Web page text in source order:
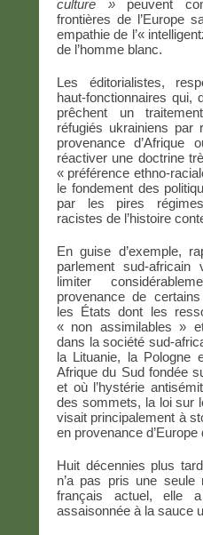
culture »peuvent
frontières de l’Europe
empathie de l’«
de l’homme blanc.
Les éditorialistes,
haut-fonctionnaires qui,
prêchent un
réfugiés ukrainiens par
provenance d’Afrique
réactiver une doctrine
« préférence ethno-
le fondement des
par les pires
racistes de l’histoire
En guise d’exemple,
parlement sud-
limiter
provenance de
les États dont les
« non assimilables »
dans la société sud-
la Lituanie, la Pologne
Afrique du Sud fondée
et où l’hystérie
des sommets, la loi sur
visait principalement à
en provenance d’Europe
Huit décennies plus
n’a pas pris une
français actuel, elle
assaisonnée à la sauce